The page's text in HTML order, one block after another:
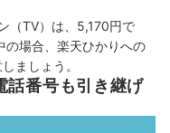
（TV）は、5,170円で
の場合、楽天ひかりへの
ましょう。
話番号も引き継げ